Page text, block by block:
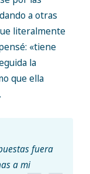
a otras
literalmente
«tiene
la
que ella
fuera
a mi